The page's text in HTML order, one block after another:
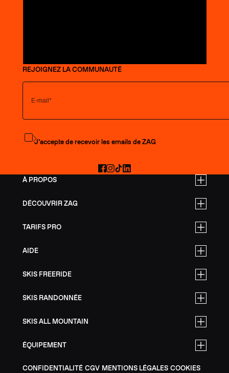
À PROPOS
DÉCOUVRIR ZAG
TARIFS PRO
AIDE
SKIS FREERIDE
SKIS RANDONNÉE
SKIS ALL MOUNTAIN
ÉQUIPEMENT
CONFIDENTIALITÉ CGV MENTIONS LÉGALES COOKIES
REJOIGNEZ LA COMMUNAUTÉ
S'abonner à la newsletter
J’accepte de recevoir les emails de ZAG
Facebook
Instagram
TikTokLinkedIn